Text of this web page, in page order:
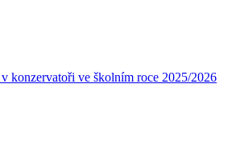
konzervatoři ve školním roce 2025/2026